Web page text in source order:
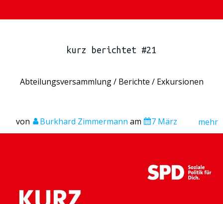
kurz berichtet #21
Abteilungsversammlung / Berichte / Exkursionen
von Burkhard Zimmermann am 7 März mehr